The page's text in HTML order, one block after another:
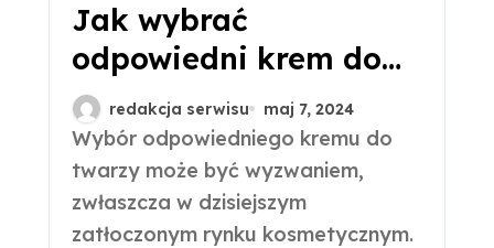
Jak wybrać
odpowiedni krem do
twarzy?
redakcja serwisu maj 7, 2024
Wybór odpowiedniego kremu do
twarzy może być wyzwaniem,
zwłaszcza w dzisiejszym
zatłoczonym rynku kosmetycznym.